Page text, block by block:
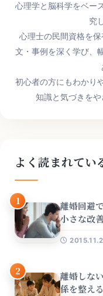
心理学と脳科学をベー
究
心理士の民間資格を
文・事例を深く学び、
初心者の方にもわかり
知識と気づきをや
よく読まれてい
1
離婚回避
小さな改
2
離婚しな
係を整え